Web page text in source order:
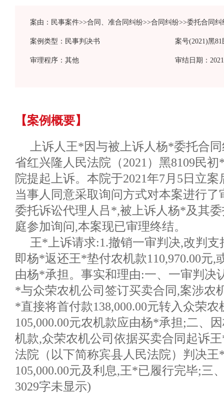
案由：民事案件>>合同、准合同纠纷>>合同纠纷>>委托合同纠
案例类型：民事判决书 案号(2021)黑
审理程序：其他 审结日期：
【案例概要】
上诉人王*因与被上诉人杨*委托合
省红兴隆人民法院（2021）黑8109民
院提起上诉。本院于2021年7月5日立
当事人同意采取询问方式对本案进行
委托诉讼代理人吕*,被上诉人杨*及其
庭参加询问,本案现已审理终结。
王*上诉请求:1.撤销一审判决,改判
即杨*返还王*垫付农机款110,970.00元,
由杨*承担。事实和理由:一、一审判决
*与众荣农机公司签订买卖合同,案涉农
*直接将首付款138,000.00元转入众荣
105,000.00元农机款应由杨*承担;二、
机款,众荣农机公司依据买卖合同起诉
法院（以下简称宾县人民法院）判决
105,000.00元及利息,王*已履行完毕;三
3029字未显示)